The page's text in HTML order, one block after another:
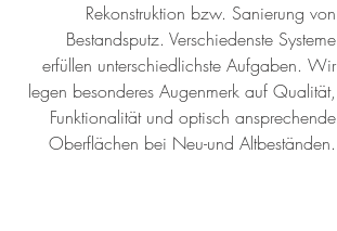
Rekonstruktion bzw. Sanierung von
Bestandsputz. Verschiedenste Systeme
erfüllen unterschiedlichste Aufgaben. Wir
legen besonderes Augenmerk auf Qualität,
Funktionalität und optisch ansprechende
Oberflächen bei Neu-und Altbeständen.